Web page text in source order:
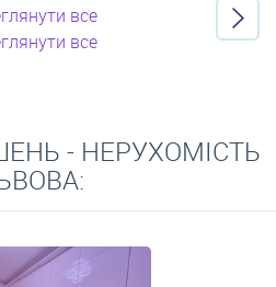
все
все
- НЕРУХОМІСТЬ